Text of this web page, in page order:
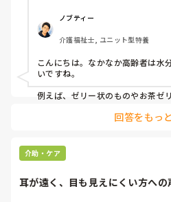
ノブティー
介護福祉士, ユニット型特養
こんにちは。なかなか高齢者は水
いですね。
例えば、ゼリー状のものやお茶ゼ
て少しずつ提供するとかもいいか
回答をもっ
介助・ケア
耳が遠く、目も見えにくい方への